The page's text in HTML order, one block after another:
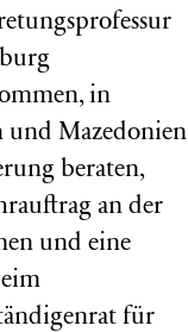
in
und Mazedonien
beraten,
an der
und eine
für